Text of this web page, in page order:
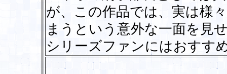
が、この作品では、実は様
まうという意外な一面を見
シリーズファンにはおすす